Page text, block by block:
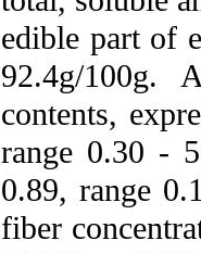
edible part of
92.4g/100g.
contents,
range 0.30 -
0.89, range
fiber